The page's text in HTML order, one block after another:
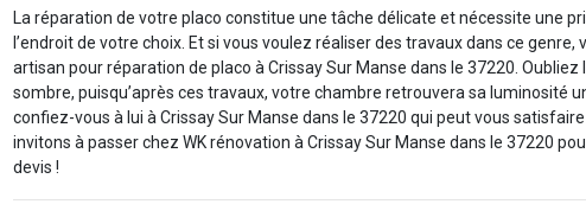
La réparation de votre placo constitue une tâche délicate et nécessite une
l’endroit de votre choix. Et si vous voulez réaliser des travaux dans ce
artisan pour réparation de placo à Crissay Sur Manse dans le 37220.
sombre, puisqu’après ces travaux, votre chambre retrouvera sa luminosité
confiez-vous à lui à Crissay Sur Manse dans le 37220 qui peut vous
invitons à passer chez WK rénovation à Crissay Sur Manse dans le 37220
devis !